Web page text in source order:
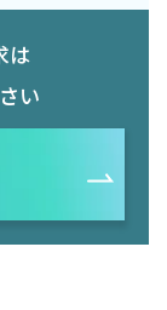
は
い